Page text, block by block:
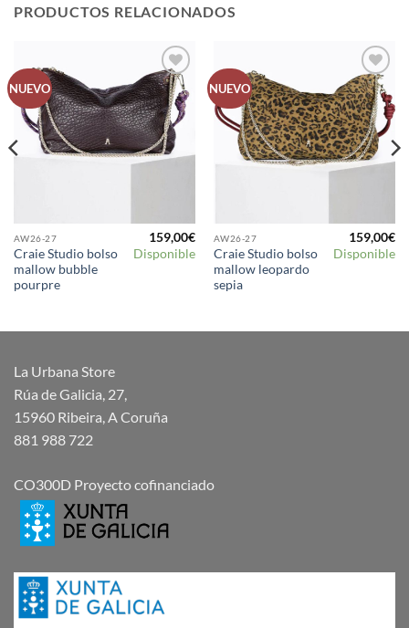
PRODUCTOS RELACIONADOS
NUEVO
Añadir
a la
lista de
deseos
AW26-27
Craie Studio bolso
mallow bubble
pourpre
159,00€
Disponible
NUEVO
Añadir
a la
lista de
deseos
AW26-27
Craie Studio bolso
mallow leopardo
sepia
159,00€
Disponible
La Urbana Store
Rúa de Galicia, 27,
15960 Ribeira, A Coruña
881 988 722
CO300D Proyecto cofinanciado